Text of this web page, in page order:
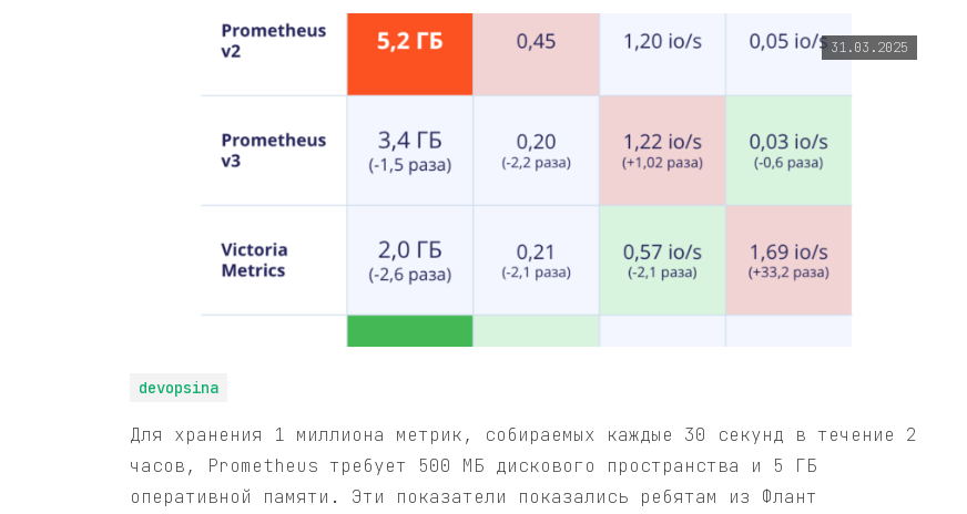
31.03.2025
devopsina
Для хранения 1 миллиона метрик, собираемых каждые 30 секунд в течение 2
часов, Prometheus требует 500 МБ дискового пространства и 5 ГБ
оперативной памяти. Эти показатели показались ребятам из Флант